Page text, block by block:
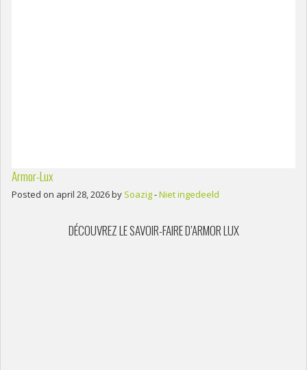
Armor-Lux
Posted on april 28, 2026 by Soazig-Niet ingedeeld
DÉCOUVREZ LE SAVOIR-FAIRE D’ARMOR LUX